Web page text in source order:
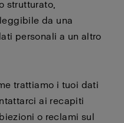
strutturato,
da una
personali a un altro
trattiamo i tuoi dati
ai recapiti
o reclami sul